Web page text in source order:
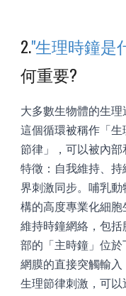
2."生理時鐘是
何重要?
大多數生物體的生理
這個循環被稱作 「生
節律」
，可以被內
特徵：自我維持、
界刺激同步。哺乳
構的高度專業化細
維持時鐘網絡，包
部的「主時鐘」位
網膜的直接突觸輸
生理節律刺激，可